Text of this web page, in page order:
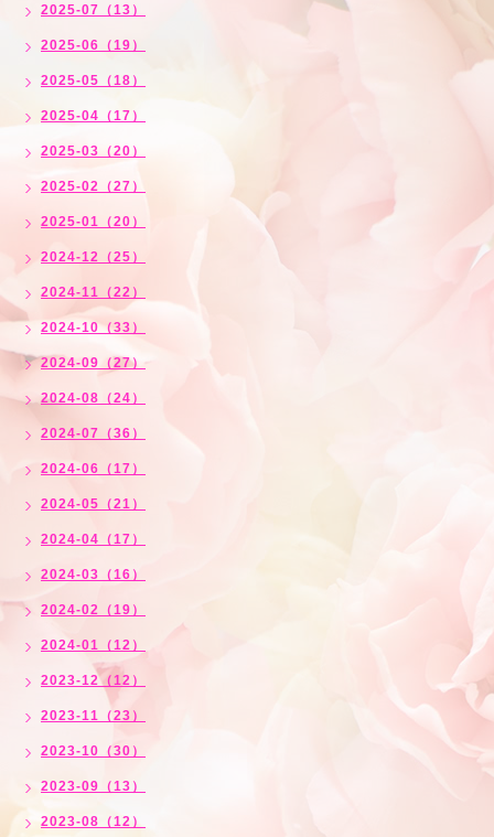
2025-07（13）
2025-06（19）
2025-05（18）
2025-04（17）
2025-03（20）
2025-02（27）
2025-01（20）
2024-12（25）
2024-11（22）
2024-10（33）
2024-09（27）
2024-08（24）
2024-07（36）
2024-06（17）
2024-05（21）
2024-04（17）
2024-03（16）
2024-02（19）
2024-01（12）
2023-12（12）
2023-11（23）
2023-10（30）
2023-09（13）
2023-08（12）